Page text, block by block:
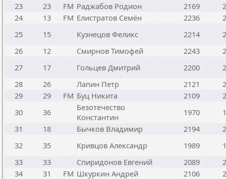
23
23 FM Раджабов Родион 2169
24
13 FM Елистратов Семён 2236
25
15 Кузнецов Феликс 2214
26
12 Смирнов Тимофей 2243
27
17 Гольцев Дмитрий 2200
28
26 Лапин Петр 2121
29
29 FM Буц Никита 2109
30
36
Безотечество
Константин
1970
31
18 Бычков Владимир 2194
32
35 Кривцов Александр 1989
33
33 Спиридонов Евгений 2089
34
31 FM Шкуркин Андрей 2106